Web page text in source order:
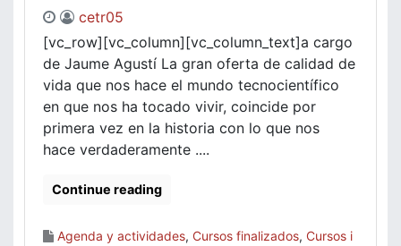
cetr05
[vc_row][vc_column][vc_column_text]a cargo
de Jaume Agustí La gran oferta de calidad de
vida que nos hace el mundo tecnocientífico
en que nos ha tocado vivir, coincide por
primera vez en la historia con lo que nos
hace verdaderamente ....
Continue reading
Agenda y actividades, Cursos finalizados, Cursos i